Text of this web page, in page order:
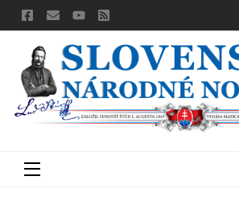
Skip
to
content
Menu